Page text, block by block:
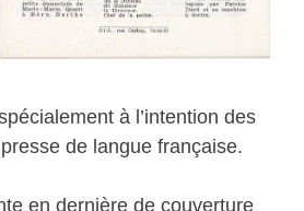
à l’intention des
de langue française.
en dernière de couverture